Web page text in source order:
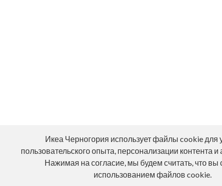
Икеа Черногория использует файлы cookie для
пользовательского опыта, персонализации контента
Нажимая на согласие, мы будем считать, что вы
использованием файлов cookie.